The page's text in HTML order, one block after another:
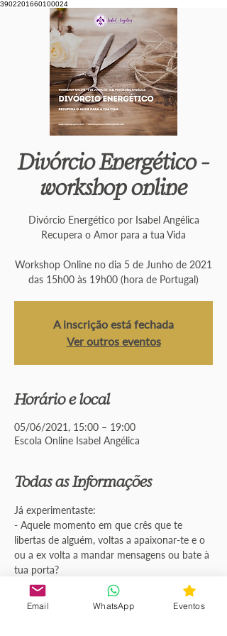
3902201660100024
Divórcio Energético -
workshop online
Divórcio Energético por Isabel Angélica
Recupera o Amor para a tua Vida
Workshop Online no dia 5 de Junho de 2021
A inscrição está fechada
Ver outros eventos
Horário e local
05/06/2021, 15:00 – 19:00
Escola Online Isabel Angélica
Todas as Informações
Já experimentaste:
- Aquele momento em que crês que te
libertas de alguém, voltas a apaixonar-te e o
ou a ex volta a mandar mensagens ou bate à
tua porta?
- Aquela sensação de que continuas ligada/o
a alguém embora já não queiras ter mais
nada a ver com ele ou ela?
Email WhatsApp Eventos